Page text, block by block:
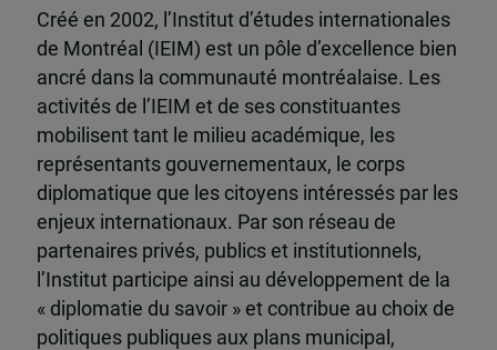
Créé en 2002, l’Institut d’études internationales
de Montréal (IEIM) est un pôle d’excellence bien
ancré dans la communauté montréalaise. Les
activités de l’IEIM et de ses constituantes
mobilisent tant le milieu académique, les
représentants gouvernementaux, le corps
diplomatique que les citoyens intéressés par les
enjeux internationaux. Par son réseau de
partenaires privés, publics et institutionnels,
l’Institut participe ainsi au développement de la
« diplomatie du savoir » et contribue au choix de
politiques publiques aux plans municipal,